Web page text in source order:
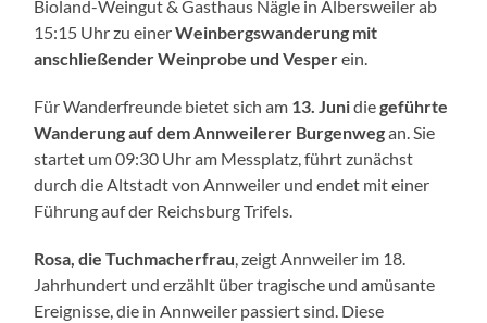
Bioland-Weingut & Gasthaus Nägle in Albersweiler ab
15:15 Uhr zu einerWeinbergswanderung mit
anschließender Weinprobe und Vesperein.
Für Wanderfreunde bietet sich am 13. Junidiegeführte
Wanderung auf dem Annweilerer Burgenwegan. Sie
startet um 09:30 Uhr am Messplatz, führt zunächst
durch die Altstadt von Annweiler und endet mit einer
Führung auf der Reichsburg Trifels.
Rosa, die Tuchmacherfrau, zeigt Annweiler im 18.
Jahrhundert und erzählt über tragische und amüsante
Ereignisse, die in Annweiler passiert sind. Diese